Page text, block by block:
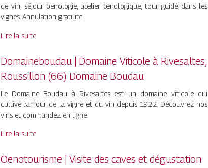
de vin, séjour oenologie, atelier œnologique, tour guidé dans les
vignes. Annulation gratuite.
Lire la suite
Domainebou­dau | Domaine Viticole à Rivesaltes,
Roussillon (66) Domaine Boudau
Le Domaine Boudau à Rivesaltes est un domaine viticole qui
cultive l’amour de la vigne et du vin depuis 1922. Découvrez nos
vins et commandez en ligne.
Lire la suite
Oenotourisme | Visite des caves et dégustation